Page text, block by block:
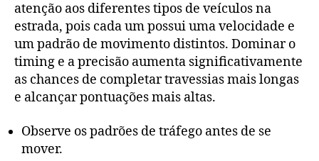
atenção aos diferentes tipos de veículos na
estrada, pois cada um possui uma velocidade e
um padrão de movimento distintos. Dominar o
timing e a precisão aumenta significativamente
as chances de completar travessias mais longas
e alcançar pontuações mais altas.
Observe os padrões de tráfego antes de se
mover.